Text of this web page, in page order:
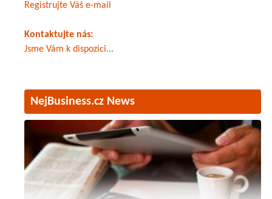
Registrujte Váš e-mail
Kontaktujte nás:
Jsme Vám k dispozici...
NejBusiness.cz News